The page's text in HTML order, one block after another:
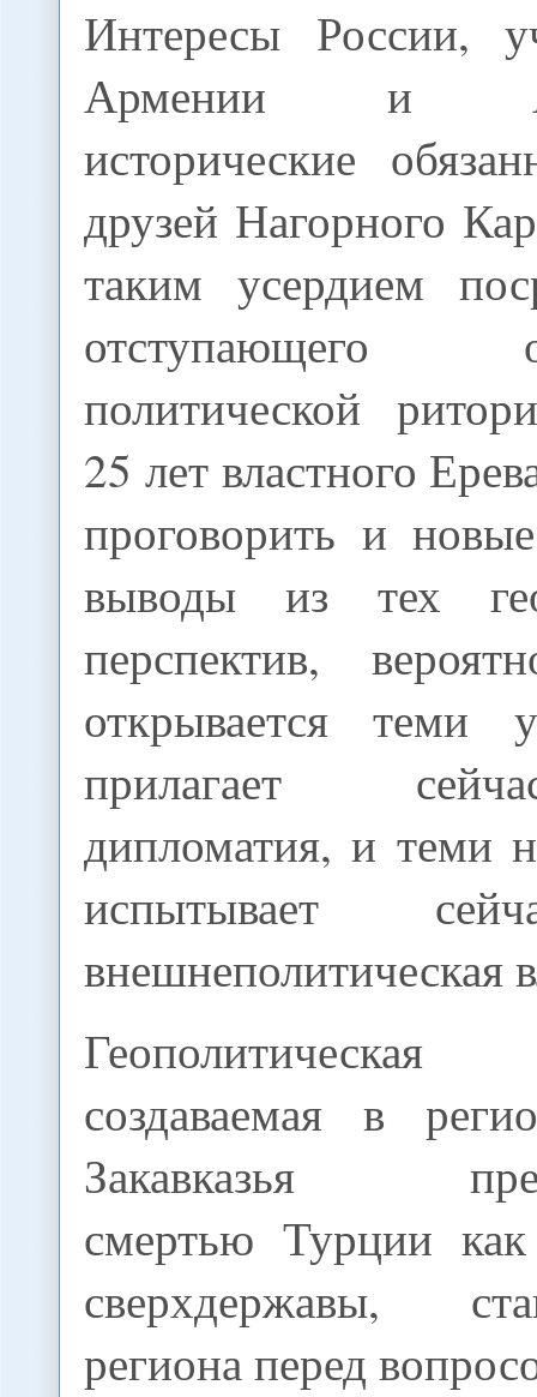
Интересы России,
Армении и
исторические
друзей Нагорного
таким усердием
политической
25 лет властного
проговорить и
выводы из тех
перспектив,
открывается теми
прилагает
дипломатия, и теми
испытывает
внешнеполитическая
создаваемая в
Закавказья
смертью Турции как
сверхдержавы,
региона перед